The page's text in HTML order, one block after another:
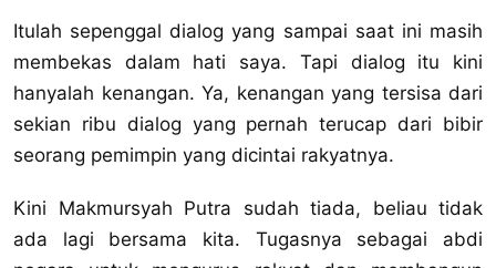
Itulah sepenggal dialog yang sampai saat ini masih
membekas dalam hati saya. Tapi dialog itu kini
hanyalah kenangan. Ya, kenangan yang tersisa dari
sekian ribu dialog yang pernah terucap dari bibir
seorang pemimpin yang dicintai rakyatnya.
Kini Makmursyah Putra sudah tiada, beliau tidak
ada lagi bersama kita. Tugasnya sebagai abdi